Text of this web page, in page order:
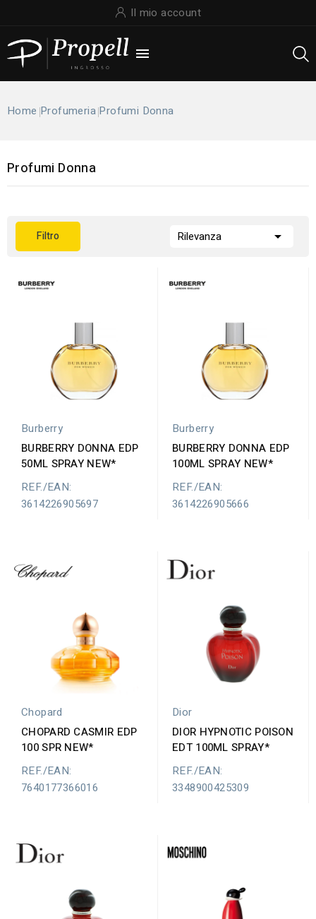
Il mio account

Home Profumeria Profumi Donna
Profumi Donna
Filtro Rilevanza 
Burberry
BURBERRY DONNA EDP
50ML SPRAY NEW*
REF./EAN:
3614226905697
Burberry
BURBERRY DONNA EDP
100ML SPRAY NEW*
REF./EAN:
3614226905666
Chopard
CHOPARD CASMIR EDP
100 SPR NEW*
REF./EAN:
7640177366016
Dior
DIOR HYPNOTIC POISON
EDT 100ML SPRAY*
REF./EAN:
3348900425309